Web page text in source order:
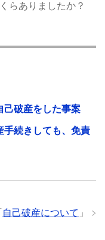
らありましたか？
己破産をした事案
手続きしても、免責
自己破産について 」